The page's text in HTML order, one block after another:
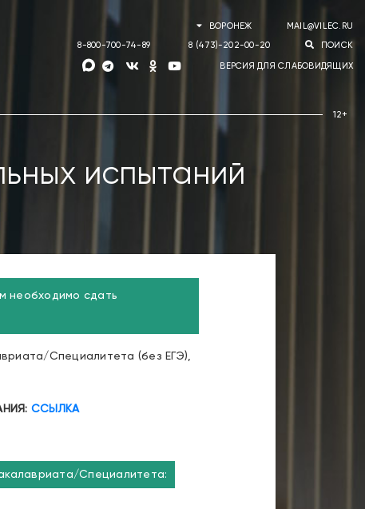
ВОРОНЕЖ MAIL@VILEC.RU
8-800-700-74-89 8 (473)-202-00-20 ПОИСК
ВЕРСИЯ ДЛЯ СЛАБОВИДЯЩИХ
испытаний
необходимо сдать
Специалитета (без ЕГЭ),
ССЫЛКА
Специалитета: